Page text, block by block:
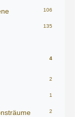
106
135
4
2
1
2